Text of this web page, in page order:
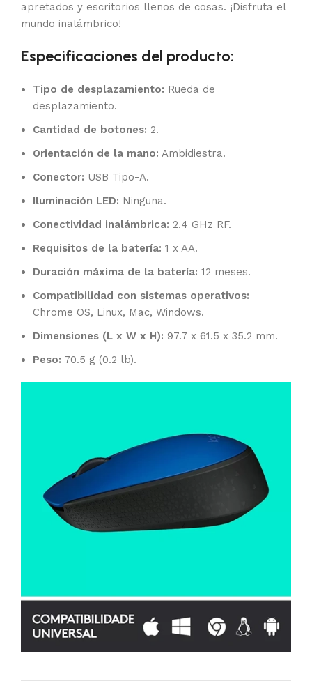
apretados y escritorios llenos de cosas. ¡Disfruta el
mundo inalámbrico!
Especificaciones del producto:
Tipo de desplazamiento: Rueda de
desplazamiento.
Cantidad de botones: 2.
Orientación de la mano: Ambidiestra.
Conector: USB Tipo-A.
Iluminación LED: Ninguna.
Conectividad inalámbrica: 2.4 GHz RF.
Requisitos de la batería: 1 x AA.
Duración máxima de la batería: 12 meses.
Compatibilidad con sistemas operativos:
Chrome OS, Linux, Mac, Windows.
Dimensiones (L x W x H): 97.7 x 61.5 x 35.2 mm.
Peso: 70.5 g (0.2 lb).